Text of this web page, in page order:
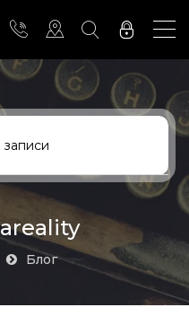
Блог